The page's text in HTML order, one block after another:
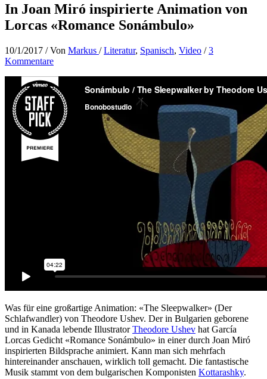
In Joan Miró inspirierte Animation von
Lorcas «Romance Sonámbulo»
10/1/2017 / Von Markus /Literatur, Spanisch, Video /3
Kommentare
Was für eine großartige Animation: «The Sleepwalker» (Der
Schlafwandler) von Theodore Ushev. Der in Bulgarien geborene
und in Kanada lebende IllustratorTheodore Ushev hat García
Lorcas Gedicht «Romance Sonámbulo» in einer durch Joan Miró
inspirierten Bildsprache animiert. Kann man sich mehrfach
hintereinander anschauen, wirklich toll gemacht. Die fantastische
Musik stammt von dem bulgarischen Komponisten Kottarashky.